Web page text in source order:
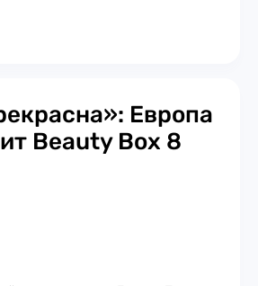
Европа
Beauty Box 8